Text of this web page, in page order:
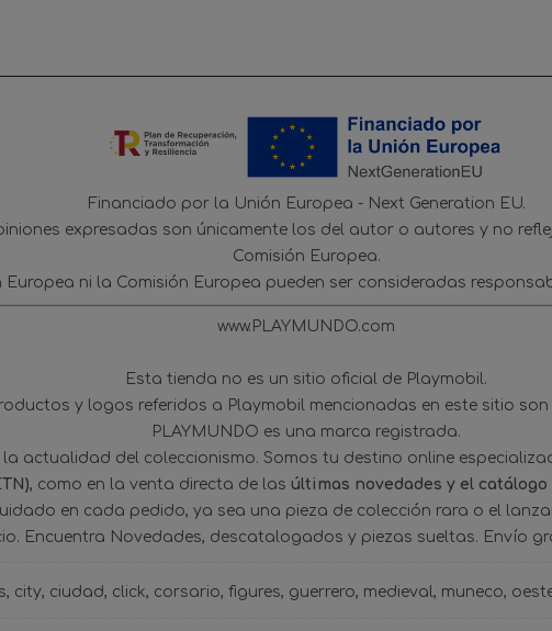
Financiado por la Unión Europea - Next Generation EU.
expresadas son únicamente los del autor o autores y no
Comisión Europea.
Europea ni la Comisión Europea pueden ser consideradas
www.PLAYMUNDO.com
Esta tienda no es un sitio oficial de Playmobil.
y logos referidos a Playmobil mencionadas en este sitio
PLAYMUNDO es una marca registrada.
actualidad del coleccionismo. Somos tu destino online
, como en la venta directa de las últimas novedades y el
en cada pedido, ya sea una pieza de colección rara o el
Encuentra Novedades, descatalogados y piezas sueltas. Envío
city ciudad click corsario figures guerrero medieval muneco